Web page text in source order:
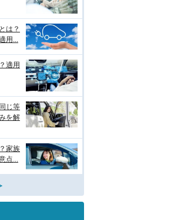
は？
用...
適用
じ等
を解
家族
点...